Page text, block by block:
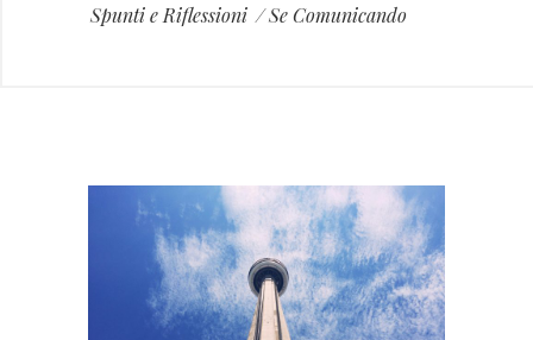
Spunti e Riflessioni /Se Comunicando